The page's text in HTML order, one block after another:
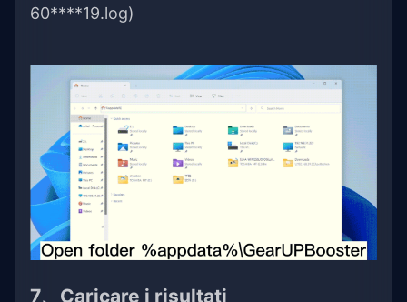
60****19.log)
7、Caricare i risultati